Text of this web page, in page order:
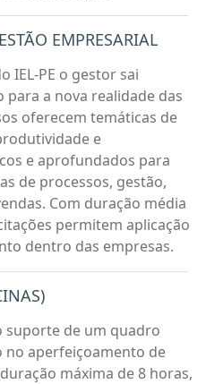
EMPRESARIAL
IEL-PE o gestor sai
a nova realidade das
oferecem temáticas de
e
e aprofundados para
de processos, gestão,
Com duração média
permitem aplicação
dentro das empresas.
suporte de um quadro
no aperfeiçoamento de
máxima de 8 horas,